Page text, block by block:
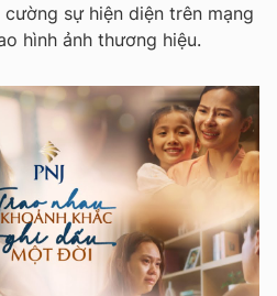
sự hiện diện trên mạng
hình ảnh thương hiệu.